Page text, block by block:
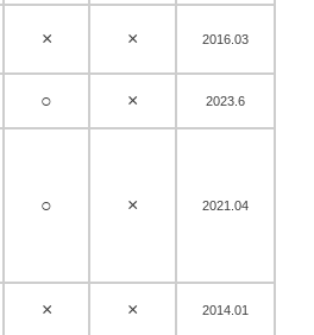
× × 2016.03
○ × 2023.6
○ × 2021.04
× × 2014.01